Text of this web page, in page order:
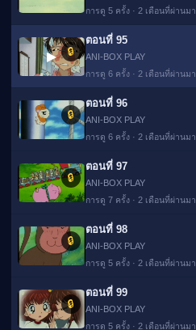
การดู 5 ครั้ง · 2 เดือนที่ผ่านมา
▶ 🔒
ตอนที่ 95
ANI-BOX PLAY
การดู 6 ครั้ง · 2 เดือนที่ผ่านมา
🔒
ตอนที่ 96
ANI-BOX PLAY
การดู 6 ครั้ง · 2 เดือนที่ผ่านมา
🔒
ตอนที่ 97
ANI-BOX PLAY
การดู 7 ครั้ง · 2 เดือนที่ผ่านมา
🔒
ตอนที่ 98
ANI-BOX PLAY
การดู 5 ครั้ง · 2 เดือนที่ผ่านมา
🔒
ตอนที่ 99
ANI-BOX PLAY
การดู 5 ครั้ง · 2 เดือนที่ผ่านมา